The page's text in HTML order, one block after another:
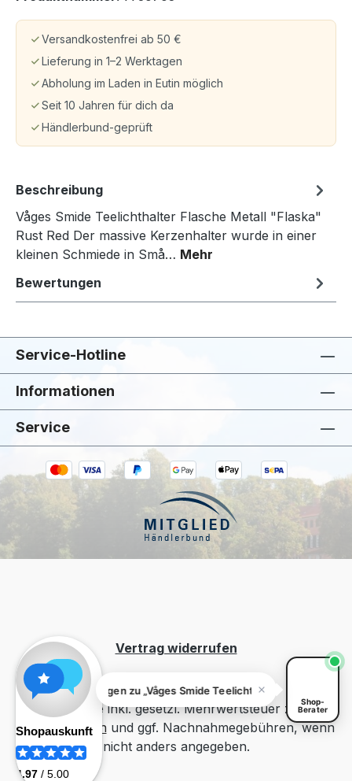
Versandkostenfrei ab 50 €
Lieferung in 1–2 Werktagen
Abholung im Laden in Eutin möglich
Seit 10 Jahren für dich da
Händlerbund-geprüft
Beschreibung
Våges Smide Teelichthalter Flasche Metall "Flaska"
Rust Red Der massive Kerzenhalter wurde in einer
kleinen Schmiede in Små… Mehr
Bewertungen
Service-Hotline
Informationen
Service
Vertrag widerrufen
Alle Preise inkl. gesetzl. Mehrwertsteuer zzgl.
Versandkosten und ggf. Nachnahmegebühren, wenn
nicht anders angegeben.
Shop-
Berater
Kiivoo• jetzt
Fragen zu „Våges Smide Teelichthalter Flasche